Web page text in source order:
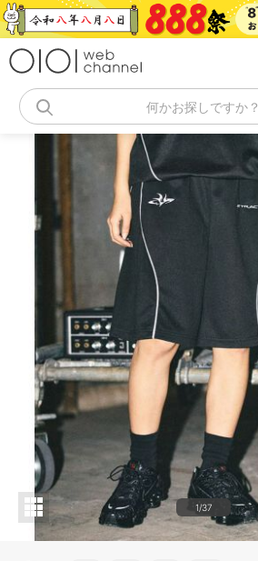
コ
ン
何かお探しですか？
1/37